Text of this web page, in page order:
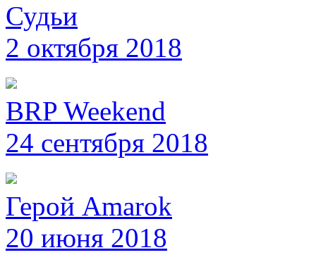
Судьи
2 октября 2018
BRP Weekend
24 сентября 2018
Герой Amarok
20 июня 2018